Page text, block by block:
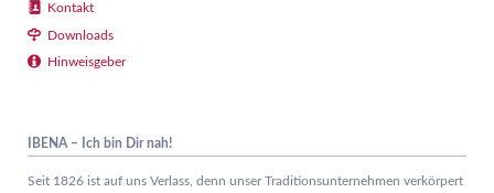
Kontakt
Downloads
Hinweisgeber
IBENA – Ich bin Dir nah!
Seit 1826 ist auf uns Verlass, denn unser Traditionsunternehmen verkörpert